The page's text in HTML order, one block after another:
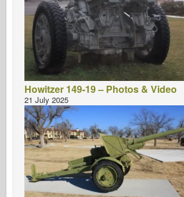
Howitzer 149-19 – Photos & Video
21 July 2025